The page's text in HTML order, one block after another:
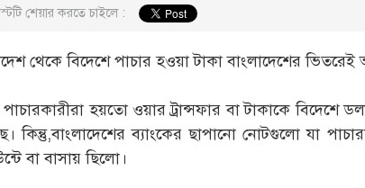
শেয়ার করতে চাইলে :
থেকে বিদেশে পাচার হওয়া টাকা বাংলাদেশের
হয়তো ওয়ার ট্রান্সফার বা টাকাকে বিদেশে
কিন্তু,বাংলাদেশের ব্যাংকের ছাপানো নোটগুলো যা
বা বাসায় ছিলো।